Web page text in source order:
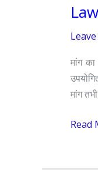
मांग
मांग
Law
Read